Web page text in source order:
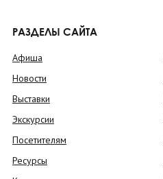
РАЗДЕЛЫ САЙТА
Афиша
Новости
Выставки
Экскурсии
Посетителям
Ресурсы